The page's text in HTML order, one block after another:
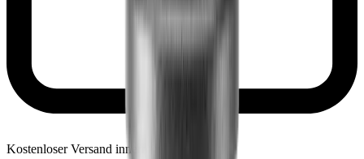
Kostenloser Versand innerhalb Österreich